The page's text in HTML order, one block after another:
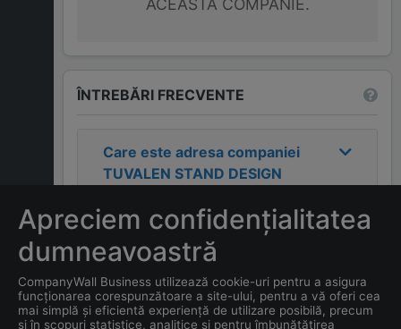
ACEASTĂ COMPANIE.
ÎNTREBĂRI FRECVENTE
Care este adresa companiei
TUVALEN STAND DESIGN
Care este contactul
companieiTUVALEN STAND
DESIGN SRL?
Apreciem confidențialitatea
dumneavoastră
CompanyWall Business utilizează cookie-uri pentru a asigura
funcționarea corespunzătoare a site-ului, pentru a vă oferi cea
mai simplă și eficientă experiență de utilizare posibilă, precum
și în scopuri statistice, analitice și pentru îmbunătățirea